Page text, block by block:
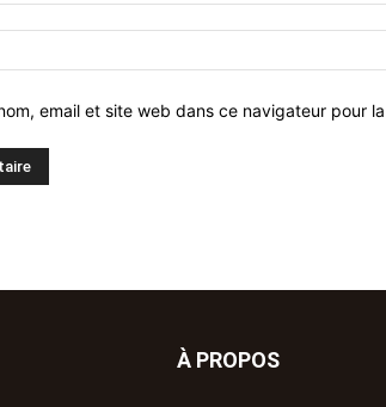
email et site web dans ce navigateur pour
À PROPOS